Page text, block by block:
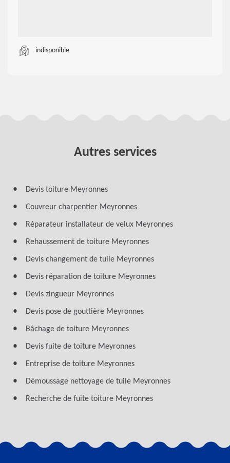
indisponible
Autres services
Devis toiture Meyronnes
Couvreur charpentier Meyronnes
Réparateur installateur de velux Meyronnes
Rehaussement de toiture Meyronnes
Devis changement de tuile Meyronnes
Devis réparation de toiture Meyronnes
Devis zingueur Meyronnes
Devis pose de gouttière Meyronnes
Bâchage de toiture Meyronnes
Devis fuite de toiture Meyronnes
Entreprise de toiture Meyronnes
Démoussage nettoyage de tuile Meyronnes
Recherche de fuite toiture Meyronnes